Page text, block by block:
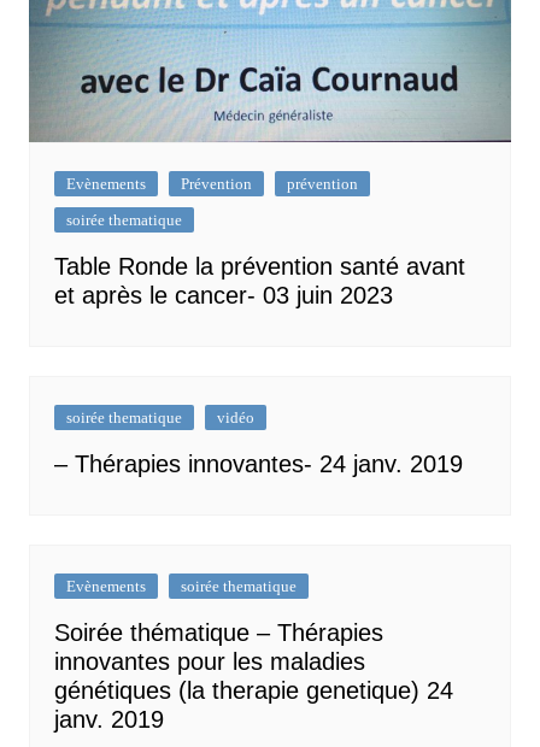
Evènements Prévention
prévention
soirée thematique
Table Ronde la prévention santé avant
et après le cancer- 03 juin 2023
soirée thematique vidéo
– Thérapies innovantes- 24 janv. 2019
Evènements soirée thematique
Soirée thématique – Thérapies
innovantes pour les maladies
génétiques (la therapie genetique) 24
janv. 2019